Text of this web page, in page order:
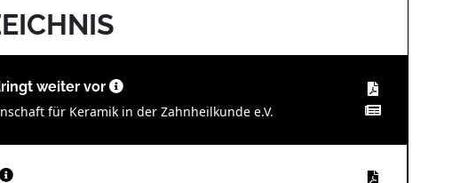
weiter vor
für Keramik in der Zahnheilkunde e.V.